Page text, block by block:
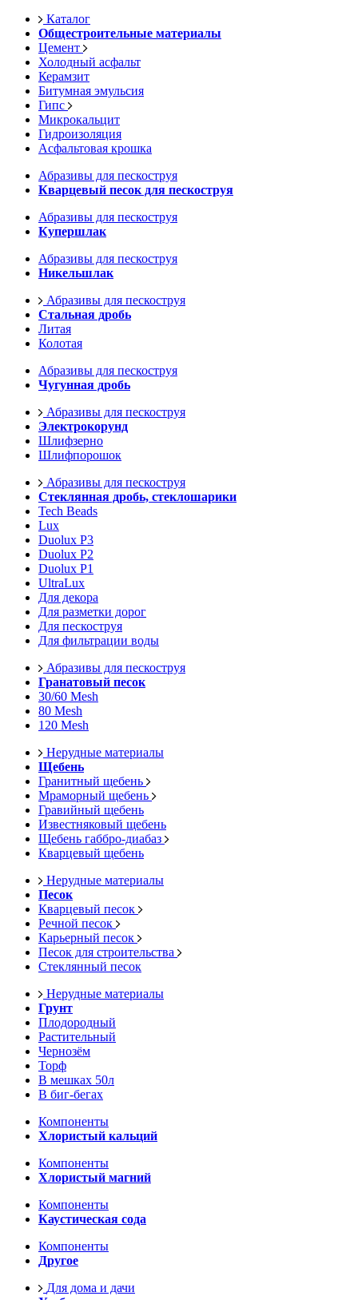
Каталог
Общестроительные материалы
Цемент
Холодный асфальт
Керамзит
Битумная эмульсия
Гипс
Микрокальцит
Гидроизоляция
Асфальтовая крошка
Абразивы для пескоструя
Кварцевый песок для пескоструя
Абразивы для пескоструя
Купершлак
Абразивы для пескоструя
Никельшлак
Абразивы для пескоструя
Стальная дробь
Литая
Колотая
Абразивы для пескоструя
Чугунная дробь
Абразивы для пескоструя
Электрокорунд
Шлифзерно
Шлифпорошок
Абразивы для пескоструя
Стеклянная дробь, стеклошарики
Tech Beads
Lux
Duolux P3
Duolux P2
Duolux P1
UltraLux
Для декора
Для разметки дорог
Для пескоструя
Для фильтрации воды
Абразивы для пескоструя
Гранатовый песок
30/60 Mesh
80 Mesh
120 Mesh
Нерудные материалы
Щебень
Гранитный щебень
Мраморный щебень
Гравийный щебень
Известняковый щебень
Щебень габбро-диабаз
Кварцевый щебень
Нерудные материалы
Песок
Кварцевый песок
Речной песок
Карьерный песок
Песок для строительства
Стеклянный песок
Нерудные материалы
Грунт
Плодородный
Растительный
Чернозём
Торф
В мешках 50л
В биг-бегах
Компоненты
Хлористый кальций
Компоненты
Хлористый магний
Компоненты
Каустическая сода
Компоненты
Другое
Для дома и дачи